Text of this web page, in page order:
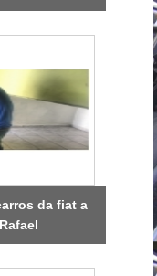
da fiat a